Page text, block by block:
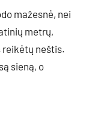
mažesnė, nei
metrų,
reikėtų neštis.
sieną, o